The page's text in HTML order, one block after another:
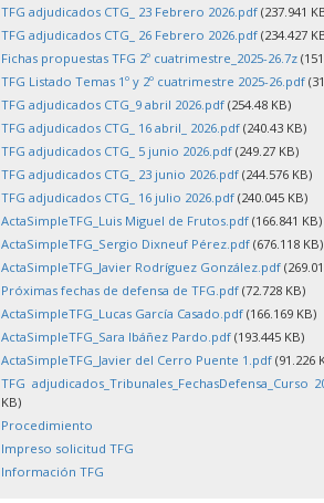
TFG adjudicados CTG_ 23 Febrero 2026.pdf (237.941
TFG adjudicados CTG_ 26 Febrero 2026.pdf (234.427
Fichas propuestas TFG 2º cuatrimestre_2025-26.7z
TFG Listado Temas 1º y 2º cuatrimestre 2025-26.pdf
TFG adjudicados CTG_9 abril 2026.pdf (254.48 KB)
TFG adjudicados CTG_ 16 abril_ 2026.pdf (240.43 KB)
TFG adjudicados CTG_ 5 junio 2026.pdf (249.27 KB)
TFG adjudicados CTG_ 23 junio 2026.pdf (244.576 KB)
TFG adjudicados CTG_ 16 julio 2026.pdf (240.045 KB)
ActaSimpleTFG_Luis Miguel de Frutos.pdf (166.841 KB)
ActaSimpleTFG_Sergio Dixneuf Pérez.pdf (676.118 KB)
ActaSimpleTFG_Javier Rodríguez González.pdf
Próximas fechas de defensa de TFG.pdf (72.728 KB)
ActaSimpleTFG_Lucas García Casado.pdf (166.169 KB)
ActaSimpleTFG_Sara Ibáñez Pardo.pdf (193.445 KB)
ActaSimpleTFG_Javier del Cerro Puente 1.pdf (91.226
TFG adjudicados_Tribunales_FechasDefensa_Curso
KB)
Procedimiento
Impreso solicitud TFG
Información TFG